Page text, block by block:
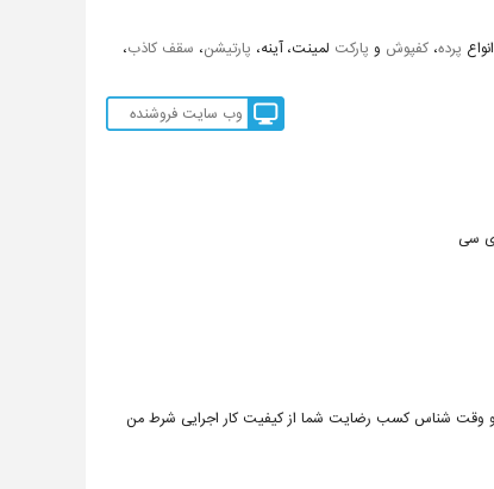
پرده، کفپوش و پارکت لمینت، آینه، پارتیشن، سقف کاذب،
وب سایت فروشنده
سی
و وقت شناس کسب رضایت شما از کیفیت کار اجرایی شرط من